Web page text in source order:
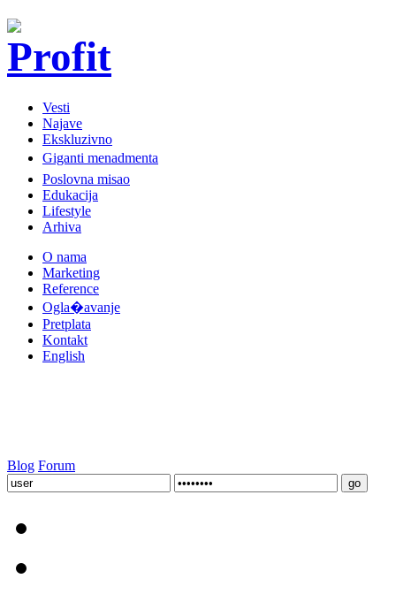
Vesti
Najave
Ekskluzivno
Giganti menadmenta
Poslovna misao
Edukacija
Lifestyle
Arhiva
O nama
Marketing
Reference
Ogla�avanje
Pretplata
Kontakt
English
Blog Forum